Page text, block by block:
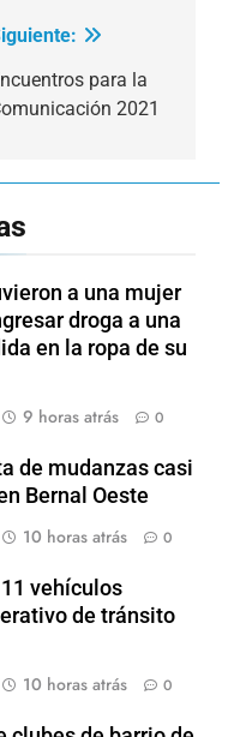
para la
2021
a una mujer
droga a una
en la ropa de su
9 horas atrás 0
de mudanzas casi
Bernal Oeste
10 horas atrás 0
vehículos
de tránsito
10 horas atrás 0